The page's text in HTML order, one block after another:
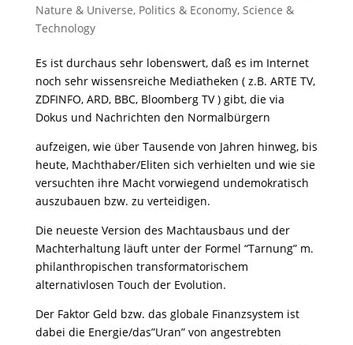
Nature & Universe, Politics & Economy, Science &
Technology
Es ist durchaus sehr lobenswert, daß es im Internet
noch sehr wissensreiche Mediatheken ( z.B. ARTE TV,
ZDFINFO, ARD, BBC, Bloomberg TV ) gibt, die via
Dokus und Nachrichten den Normalbürgern
aufzeigen, wie über Tausende von Jahren hinweg, bis
heute, Machthaber/Eliten sich verhielten und wie sie
versuchten ihre Macht vorwiegend undemokratisch
auszubauen bzw. zu verteidigen.
Die neueste Version des Machtausbaus und der
Machterhaltung läuft unter der Formel “Tarnung” m.
philanthropischen transformatorischem
alternativlosen Touch der Evolution.
Der Faktor Geld bzw. das globale Finanzsystem ist
dabei die Energie/das”Uran” von angestrebten